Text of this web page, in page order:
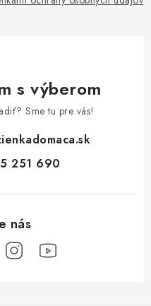
s výberom
Sme tu pre vás!
251 690